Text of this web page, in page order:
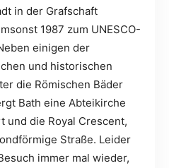
in der Grafschaft
1987 zum UNESCO-
einigen der
und historischen
die Römischen Bäder
Bath eine Abteikirche
und die Royal Crescent,
Straße. Leider
immer mal wieder,